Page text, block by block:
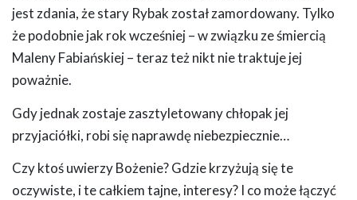
jest zdania, że stary Rybak został zamordowany. Tylko
że podobnie jak rok wcześniej – w związku ze śmiercią
Maleny Fabiańskiej – teraz też nikt nie traktuje jej
poważnie.
Gdy jednak zostaje zasztyletowany chłopak jej
przyjaciółki, robi się naprawdę niebezpiecznie…
Czy ktoś uwierzy Bożenie? Gdzie krzyżują się te
oczywiste, i te całkiem tajne, interesy? I co może łączyć